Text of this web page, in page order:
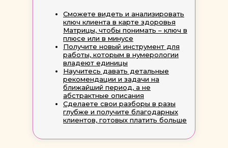
Сможете видеть и анализировать
ключ клиента в карте здоровья
Матрицы, чтобы понимать – ключ в
плюсе или в минусе
Получите новый инструмент для
работы, которым в нумерологии
владеют единицы
Научитесь давать детальные
рекомендации и задачи на
ближайший период, а не
абстрактные описания
Сделаете свои разборы в разы
глубже и получите благодарных
клиентов, готовых платить больше